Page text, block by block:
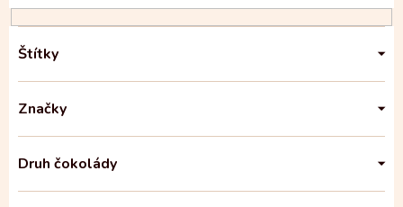
Štítky
Značky
Druh čokolády